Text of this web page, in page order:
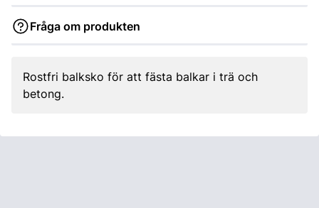
Fråga om produkten
Rostfri balksko för att fästa balkar i trä och
betong.